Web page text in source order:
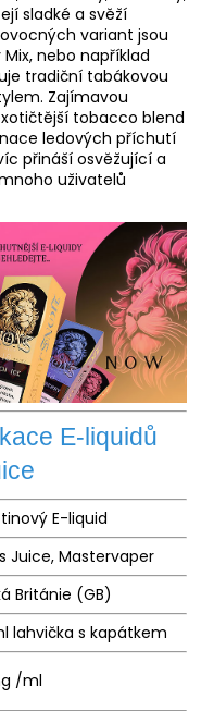
sladké a svěží
variant jsou
nebo například
tradiční tabákovou
Zajímavou
tobacco blend
ledových příchutí
přináší osvěžující a
uživatelů
E-liquidů
E-liquid
Juice, Mastervaper
Británie (GB)
lahvička s kapátkem
/ml